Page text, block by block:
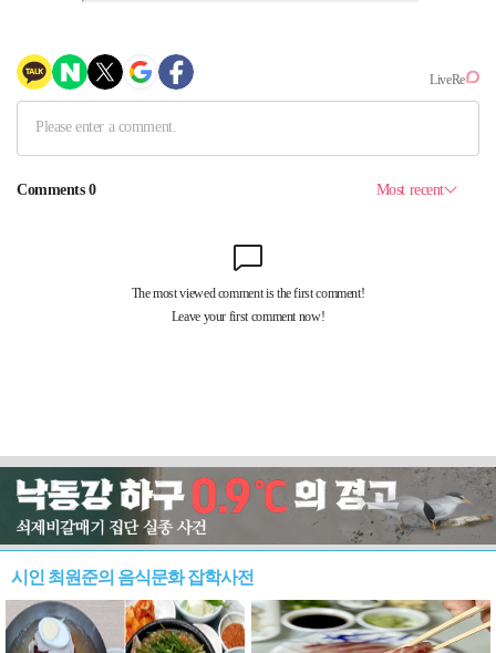
시인 최원준의 음식문화 잡학사전